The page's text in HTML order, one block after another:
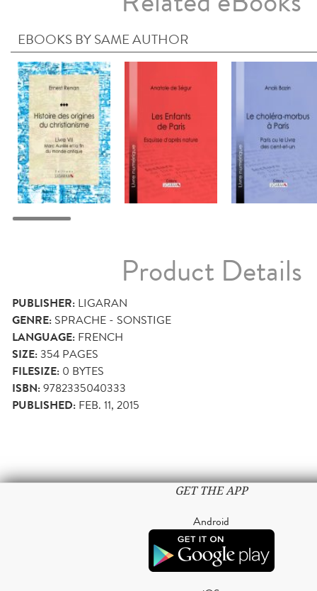
EBOOKS BY SAME AUTHOR
Product Details
PUBLISHER: LIGARAN
GENRE: SPRACHE - SONSTIGE
LANGUAGE: FRENCH
SIZE:354 PAGES
FILESIZE: 0 BYTES
ISBN:9782335040333
PUBLISHED: FEB. 11, 2015
GET THE APP
Android